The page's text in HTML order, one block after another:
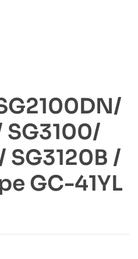
SG3100/
SG3120B /
GC-41YL